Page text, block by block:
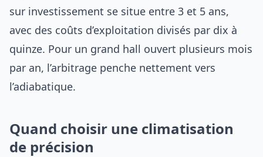
sur investissement se situe entre 3 et 5 ans,
avec des coûts d’exploitation divisés par dix à
quinze. Pour un grand hall ouvert plusieurs mois
par an, l’arbitrage penche nettement vers
l’adiabatique.
Quand choisir une climatisation
de précision